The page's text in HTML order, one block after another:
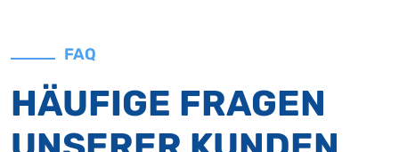
FAQ
HÄUFIGE FRAGEN